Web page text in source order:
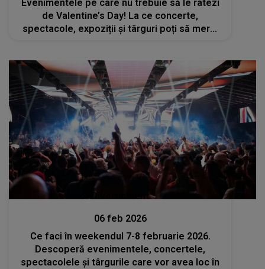
Evenimentele pe care nu trebuie să le ratezi
de Valentine’s Day! La ce concerte,
spectacole, expoziții și târguri poți să mergi
Divertisment
06 feb 2026
Ce faci în weekendul 7-8 februarie 2026.
Descoperă evenimentele, concertele,
spectacolele și târgurile care vor avea loc în